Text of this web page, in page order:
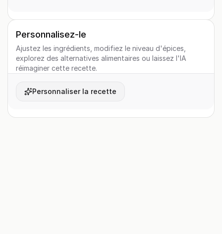
Personnalisez-le
Ajustez les ingrédients, modifiez le niveau d'épices,
explorez des alternatives alimentaires ou laissez l'IA
réimaginer cette recette.
Personnaliser la recette